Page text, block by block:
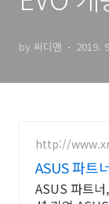
by 씨디맨 2019.
http://
ASUS 파트
문 업체
ASUS 파트너, 총판 B2B 전문 솔루